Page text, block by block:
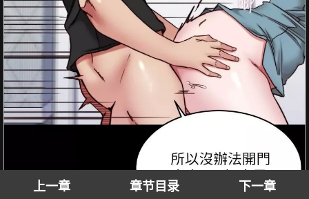
上一章 章节目录 下一章